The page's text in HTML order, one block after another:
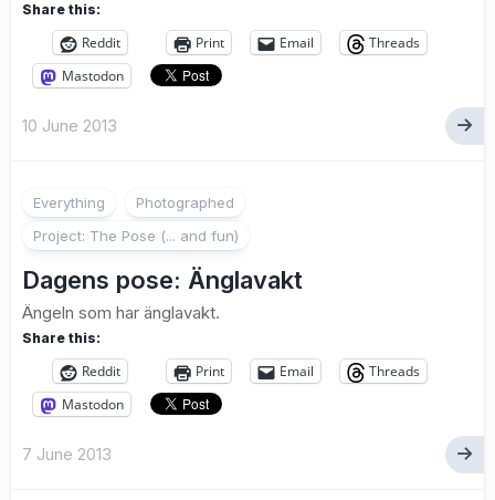
Share this:
Reddit Print Email
Threads
Mastodon
10 June 2013
Everything
Photographed
Project: The Pose (... and fun)
Dagens pose: Änglavakt
Ängeln som har änglavakt.
Share this:
Reddit Print Email
Threads
Mastodon
7 June 2013